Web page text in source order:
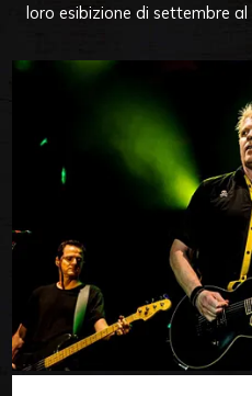
loro esibizione di settembre